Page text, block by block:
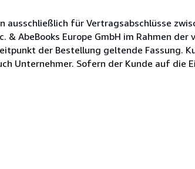
ausschließlich für Vertragsabschlüsse
& AbeBooks Europe GmbH im Rahmen
der Bestellung geltende Fassung.
Unternehmer. Sofern der Kunde auf die